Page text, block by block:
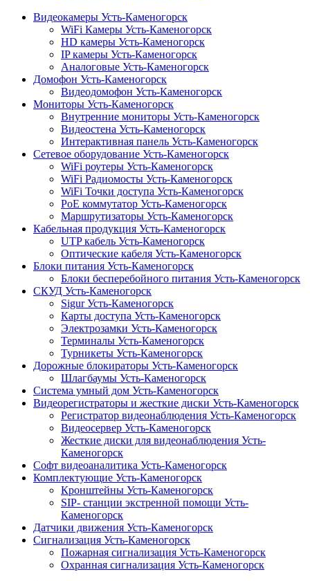
Видеокамеры Усть-Каменогорск
WiFi Камеры Усть-Каменогорск
HD камеры Усть-Каменогорск
IP камеры Усть-Каменогорск
Аналоговые Усть-Каменогорск
Домофон Усть-Каменогорск
Видеодомофон Усть-Каменогорск
Мониторы Усть-Каменогорск
Внутренние мониторы Усть-Каменогорск
Видеостена Усть-Каменогорск
Интерактивная панель Усть-Каменогорск
Сетевое оборудование Усть-Каменогорск
WiFi роутеры Усть-Каменогорск
WiFi Радиомосты Усть-Каменогорск
WiFi Точки доступа Усть-Каменогорск
PoE коммутатор Усть-Каменогорск
Маршрутизаторы Усть-Каменогорск
Кабельная продукция Усть-Каменогорск
UTP кабель Усть-Каменогорск
Оптические кабеля Усть-Каменогорск
Блоки питания Усть-Каменогорск
Блоки бесперебойного питания Усть-Каменогорск
СКУД Усть-Каменогорск
Sigur Усть-Каменогорск
Карты доступа Усть-Каменогорск
Электрозамки Усть-Каменогорск
Терминалы Усть-Каменогорск
Турникеты Усть-Каменогорск
Дорожные блокираторы Усть-Каменогорск
Шлагбаумы Усть-Каменогорск
Система умный дом Усть-Каменогорск
Видеорегистраторы и жесткие диски Усть-Каменогорск
Регистратор видеонаблюдения Усть-Каменогорск
Видеосервер Усть-Каменогорск
Жесткие диски для видеонаблюдения Усть-
Каменогорск
Софт видеоаналитика Усть-Каменогорск
Комплектующие Усть-Каменогорск
Кронштейны Усть-Каменогорск
SIP- станции экстренной помощи Усть-
Каменогорск
Датчики движения Усть-Каменогорск
Сигнализация Усть-Каменогорск
Пожарная сигнализация Усть-Каменогорск
Охранная сигнализация Усть-Каменогорск